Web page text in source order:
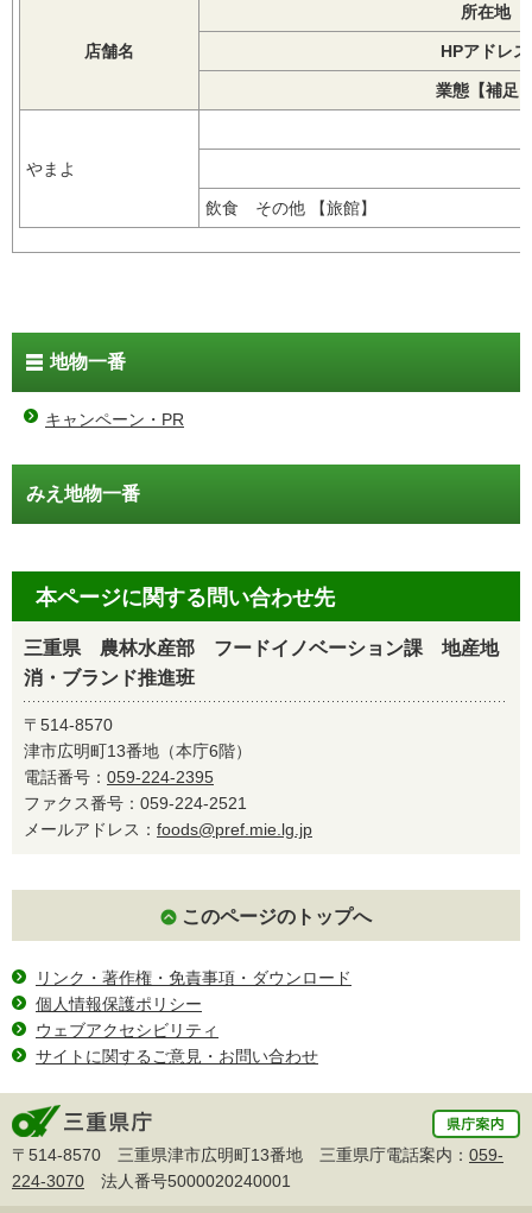
店舗名
所在地
HPアドレス
業態【補足
やまよ
飲食 その他 【旅館】
地物一番
キャンペーン・PR
みえ地物一番
本ページに関する問い合わせ先
三重県 農林水産部 フードイノベーション課 地産地
消・ブランド推進班
〒514-8570
津市広明町13番地（本庁6階）
電話番号： 059-224-2395
ファクス番号：059-224-2521
メールアドレス： foods@pref.mie.lg.jp
このページのトップへ
リンク・著作権・免責事項・ダウンロード
個人情報保護ポリシー
ウェブアクセシビリティ
サイトに関するご意見・お問い合わせ
〒514-8570 三重県津市広明町13番地 三重県庁電話案内： 059-
224-3070 法人番号5000020240001